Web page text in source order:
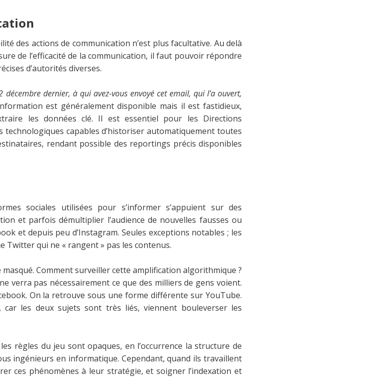
des actions de communication n’est plus facultative. Au delà
de l’efficacité de la communication, il faut pouvoir répondre
d’autorités diverses.
décembre dernier, à qui avez-vous envoyé cet email, qui l’a ouvert,
est généralement disponible mais il est fastidieux,
les données clé. Il est essentiel pour les Directions
technologiques capables d’historiser automatiquement toutes
rendant possible des reportings précis disponibles
sociales utilisées pour s’informer s’appuient sur des
et parfois démultiplier l’audience de nouvelles fausses ou
et depuis peu d’Instagram. Seules exceptions notables ; les
Twitter qui ne « rangent » pas les contenus.
Comment surveiller cette amplification algorithmique ?
verra pas nécessairement ce que des milliers de gens voient.
On la retrouve sous une forme différente sur YouTube.
les deux sujets sont très liés, viennent bouleverser les
règles du jeu sont opaques, en l’occurrence la structure de
ingénieurs en informatique. Cependant, quand ils travaillent
ces phénomènes à leur stratégie, et soigner l’indexation et